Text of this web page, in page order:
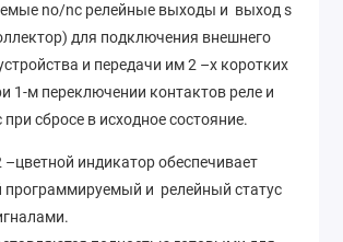
no/nc релейные выходы и выход s
для подключения внешнего
и передачи им 2 –х коротких
1-м переключении контактов реле и
сбросе в исходное состояние.
–цветной индикатор обеспечивает
программируемый и релейный статус